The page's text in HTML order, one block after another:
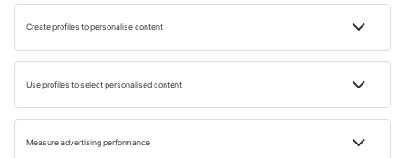
FAQ
Ile dni wolnych czeka nas w 2024 roku?
Mikor érdemes Tenerifére utazni?